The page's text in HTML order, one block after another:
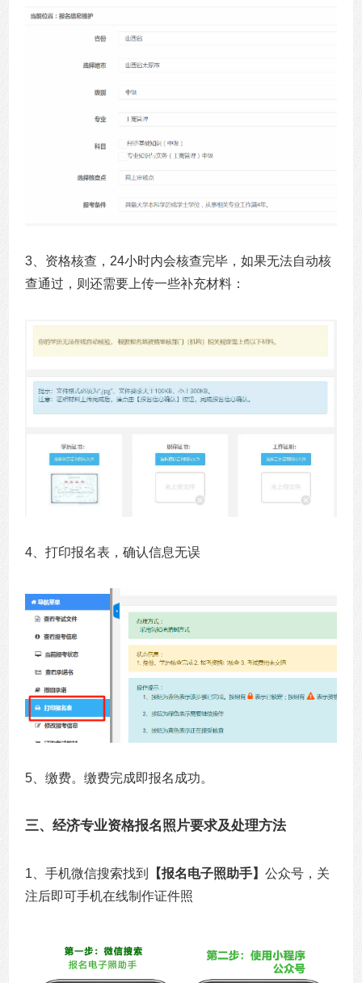
3、资格核查，24小时内会核查完毕，如果无法自动核
查通过，则还需要上传一些补充材料：
4、打印报名表，确认信息无误
5、缴费。缴费完成即报名成功。
三、经济专业资格报名照片要求及处理方法
1、手机微信搜索找到 【报名电子照助手】公众号，关
注后即可手机在线制作证件照